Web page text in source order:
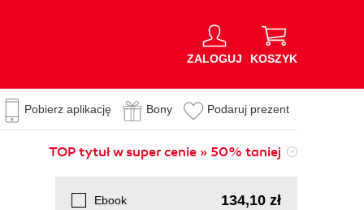
ZALOGUJ KOSZYK
Pobierz aplikację Bony Podaruj prezent
TOP tytuł w super cenie » 50% taniej
Ebook 134,10 zł